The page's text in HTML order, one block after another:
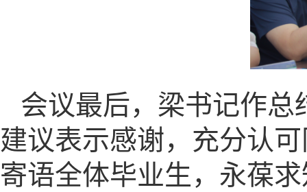
会议最后，梁书记作
建议表示感谢，充分认
寄语全体毕业生，永葆